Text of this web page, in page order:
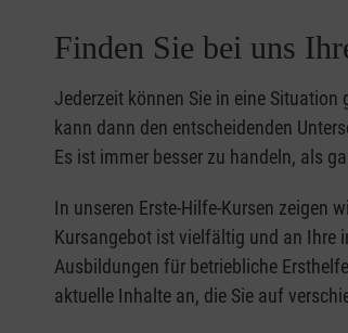
Finden Sie bei uns
Jederzeit können Sie in eine
kann dann den entscheidenden
Es ist immer besser zu handeln, als
In unseren Erste-Hilfe-Kursen zeigen
Kursangebot ist vielfältig und an Ihre
Ausbildungen für betriebliche
aktuelle Inhalte an, die Sie auf